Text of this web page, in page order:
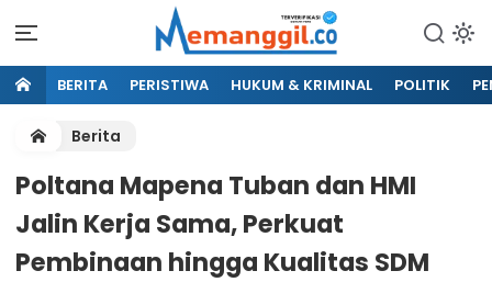
BERITA PERISTIWA HUKUM & KRIMINAL POLITIK
Berita
Poltana Mapena Tuban dan HMI
Jalin Kerja Sama, Perkuat
Pembinaan hingga Kualitas SDM